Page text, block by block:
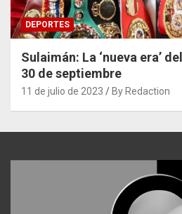
DEPORTES
Sulaimán: La ‘nueva era’
30 de septiembre
11 de julio de 2023 By Redaction